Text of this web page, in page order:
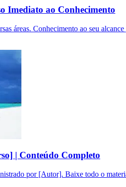
Imediato ao Conhecimento
áreas. Conhecimento ao seu
| Conteúdo Completo
por [Autor]. Baixe todo o